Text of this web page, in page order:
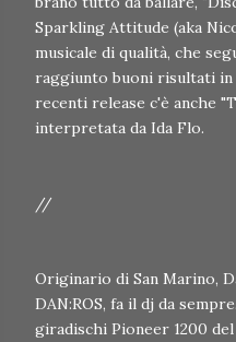
Sparkling Attitude (aka
musicale di qualità, che
raggiunto buoni risultati
recenti release c'è anche
interpretata da Ida Flo.
//
Originario di San Marino,
DAN:ROS, fa il dj da
giradischi Pioneer 1200